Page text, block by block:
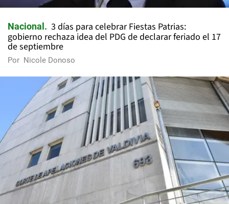
Nacional
3 días para celebrar Fiestas Patrias:
gobierno rechaza idea del PDG de declarar feriado el 17
de septiembre
Por Nicole Donoso